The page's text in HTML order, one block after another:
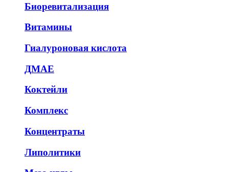
Биоревитализация
Витамины
Гиалуроновая кислота
ДМАЕ
Коктейли
Комплекс
Концентраты
Липолитики